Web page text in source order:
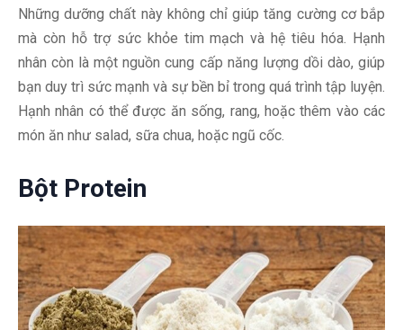
Những dưỡng chất này không chỉ giúp tăng cường cơ bắp
mà còn hỗ trợ sức khỏe tim mạch và hệ tiêu hóa. Hạnh
nhân còn là một nguồn cung cấp năng lượng dồi dào, giúp
bạn duy trì sức mạnh và sự bền bỉ trong quá trình tập luyện.
Hạnh nhân có thể được ăn sống, rang, hoặc thêm vào các
món ăn như salad, sữa chua, hoặc ngũ cốc.
Bột Protein